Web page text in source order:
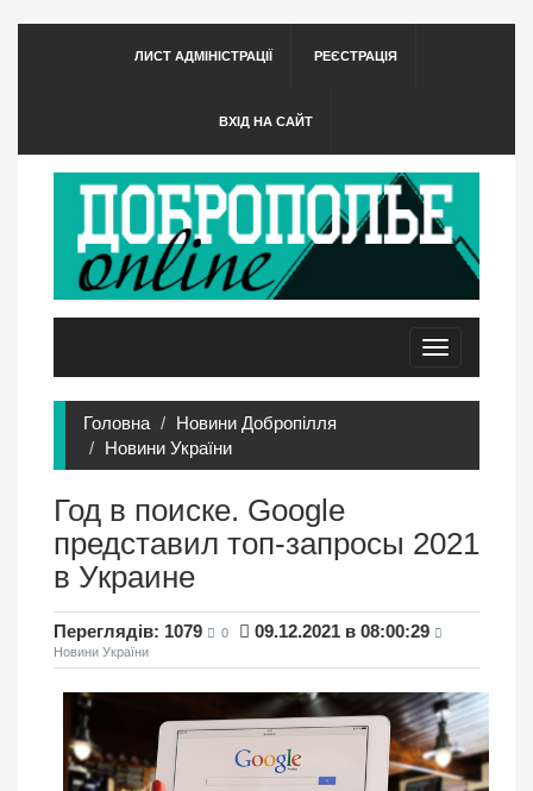
ЛИСТ АДМІНІСТРАЦІЇ РЕЄСТРАЦІЯ
ВХІД НА САЙТ
Toggle
navigation
Головна
Новини Добропілля
Новини України
Год в поиске. Google
представил топ-запросы 2021
в Украине
Переглядів: 1079 0 09.12.2021 в 08:00:29
Новини України